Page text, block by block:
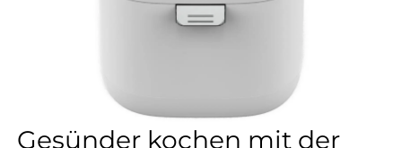
Gesünder kochen mit der